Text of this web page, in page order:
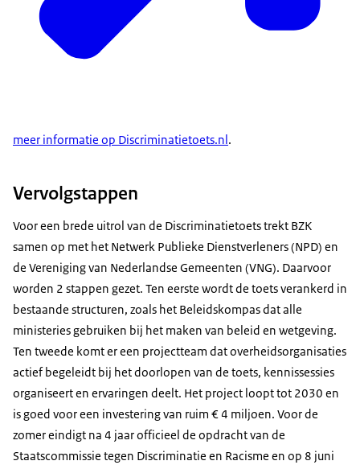
meer informatie op Discriminatietoets.nl.
Vervolgstappen
Voor een brede uitrol van de Discriminatietoets trekt BZK
samen op met het Netwerk Publieke Dienstverleners (NPD) en
de Vereniging van Nederlandse Gemeenten (VNG). Daarvoor
worden 2 stappen gezet. Ten eerste wordt de toets verankerd in
bestaande structuren, zoals het Beleidskompas dat alle
ministeries gebruiken bij het maken van beleid en wetgeving.
Ten tweede komt er een projectteam dat overheidsorganisaties
actief begeleidt bij het doorlopen van de toets, kennissessies
organiseert en ervaringen deelt. Het project loopt tot 2030 en
is goed voor een investering van ruim € 4 miljoen. Voor de
zomer eindigt na 4 jaar officieel de opdracht van de
Staatscommissie tegen Discriminatie en Racisme en op 8 juni